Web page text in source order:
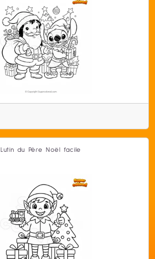
Lutin du Père Noël facile